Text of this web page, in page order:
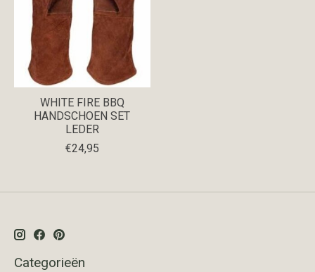
WHITE FIRE BBQ
HANDSCHOEN SET
LEDER
€24,95
Categorieën